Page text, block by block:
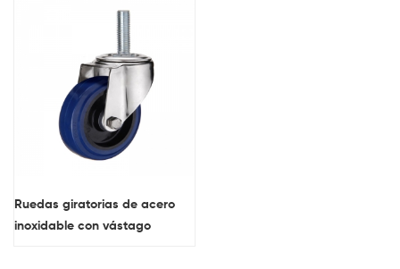
Ruedas giratorias de acero
inoxidable con vástago